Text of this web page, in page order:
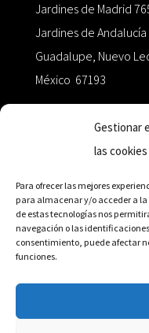
Gestionar
las cookies
Para ofrecer las mejores
para almacenar y/o acceder a
de estas tecnologías nos
navegación o las
consentimiento, puede afectar
funciones.
Jardines de Madrid
Jardines de Andalucía
Guadalupe, Nuevo
México 67193
+52 811.499.5638
RED DE